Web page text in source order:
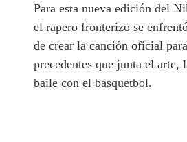
Para esta nueva edición del
el rapero fronterizo se
de crear la canción oficial
precedentes que junta el arte,
baile con el basquetbol.